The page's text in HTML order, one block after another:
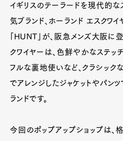
イギリスのテーラードを現代的
気ブランド、ホーランド エスクワ
「HUNT」が、阪急メンズ大阪に
クワイヤーは、色鮮やかなステ
フルな裏地使いなど、クラシック
でアレンジしたジャケットやパン
ランドです。
今回のポップアップショップは、